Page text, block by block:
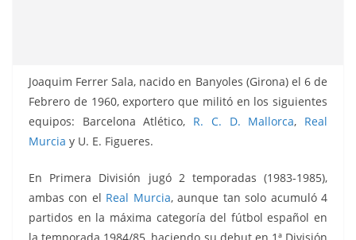
Joaquim Ferrer Sala, nacido en Banyoles (Girona) el 6 de
Febrero de 1960, exportero que militó en los siguientes
equipos: Barcelona Atlético, R. C. D. Mallorca, Real
Murcia y U. E. Figueres.
En Primera División jugó 2 temporadas (1983-1985),
ambas con el Real Murcia, aunque tan solo acumuló 4
partidos en la máxima categoría del fútbol español en